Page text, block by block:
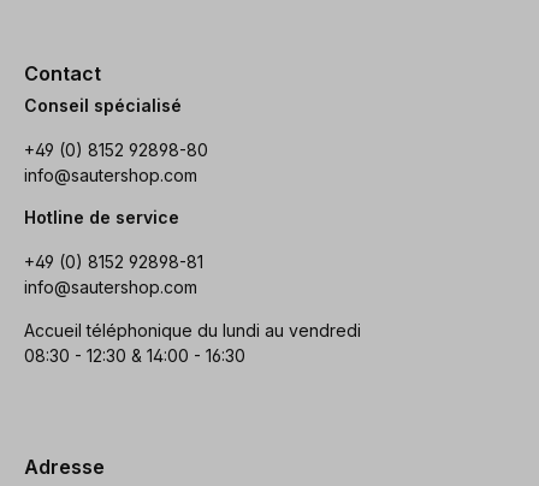
Contact
Conseil spécialisé
+49 (0) 8152 92898-80
info@sautershop.com
Hotline de service
+49 (0) 8152 92898-81
info@sautershop.com
Accueil téléphonique du lundi au vendredi
08:30 - 12:30 & 14:00 - 16:30
Adresse